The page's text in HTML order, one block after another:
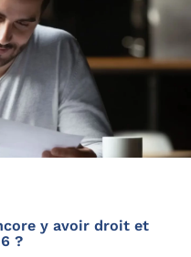
y avoir droit et
?